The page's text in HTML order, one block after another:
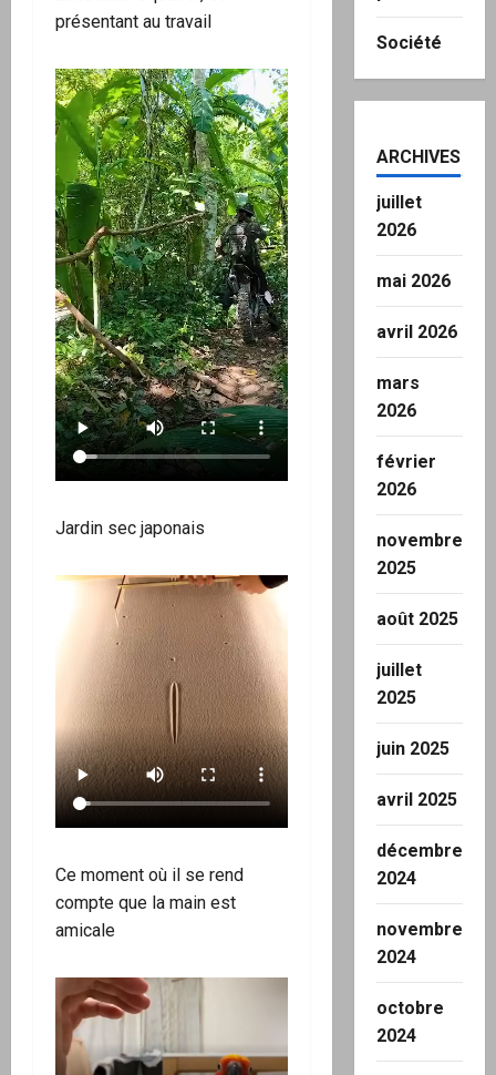
présentant au travail
Jardin sec japonais
Ce moment où il se rend
compte que la main est
amicale
Société
ARCHIVES
juillet
2026
mai 2026
avril 2026
mars
2026
février
2026
novembre
2025
août 2025
juillet
2025
juin 2025
avril 2025
décembre
2024
novembre
2024
octobre
2024